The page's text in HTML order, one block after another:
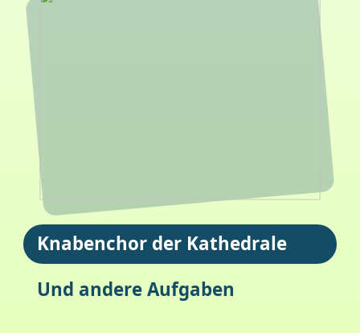
Knabenchor der Kathedrale
Und andere Aufgaben